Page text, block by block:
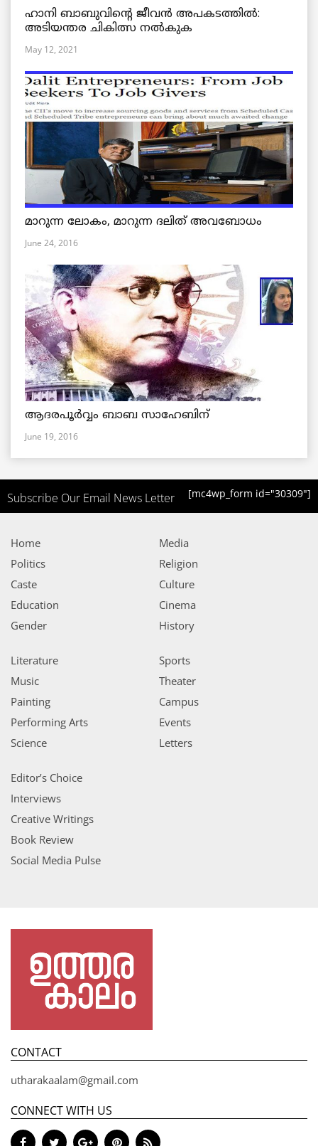
ഹാനി ബാബുവിന്റെ ജീവൻ അപകടത്തിൽ:
അടിയന്തര ചികിത്സ നൽകുക
May 12, 2021
മാറുന്ന ലോകം, മാറുന്ന ദലിത് അവബോധം
June 24, 2016
ആദരപൂര്‍വ്വം ബാബ സാഹേബിന്
June 19, 2016
Subscribe Our Email News Letter [mc4wp_form id="30309"]
Home
Politics
Caste
Education
Gender
Media
Religion
Culture
Cinema
History
Literature
Music
Painting
Performing Arts
Science
Sports
Theater
Campus
Events
Letters
Editor’s Choice
Interviews
Creative Writings
Book Review
Social Media Pulse
CONTACT
utharakaalam@gmail.com
CONNECT WITH US